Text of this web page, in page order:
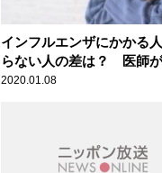
インフルエンザにかかる
らない人の差は？ 医師
2020.01.08